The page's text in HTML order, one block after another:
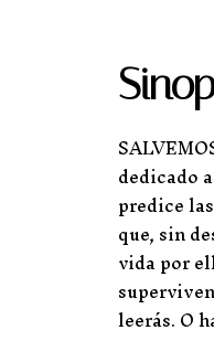
dedicado
predice
que, sin
vida por
leerás. O